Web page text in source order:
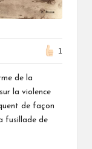
1
de la
la violence
de façon
fusillade de